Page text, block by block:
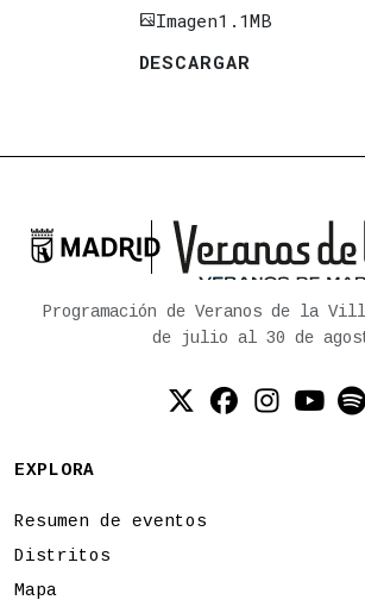
Imagen1.1MB
DESCARGAR

Ayuntamiento de Madrid
Programación de Veranos de la
de julio al 30 de
Twitter (X)
Facebook
EXPLORA
Resumen de eventos
Distritos
Mapa